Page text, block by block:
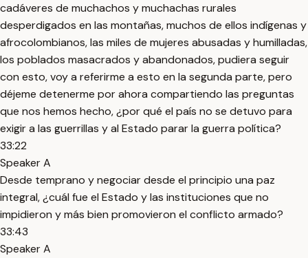
cadáveres de muchachos y muchachas rurales
desperdigados en las montañas, muchos de ellos indígenas y
afrocolombianos, las miles de mujeres abusadas y humilladas,
los poblados masacrados y abandonados, pudiera seguir
con esto, voy a referirme a esto en la segunda parte, pero
déjeme detenerme por ahora compartiendo las preguntas
que nos hemos hecho, ¿por qué el país no se detuvo para
exigir a las guerrillas y al Estado parar la guerra política?
33:22
Speaker A
Desde temprano y negociar desde el principio una paz
integral, ¿cuál fue el Estado y las instituciones que no
impidieron y más bien promovieron el conflicto armado?
33:43
Speaker A